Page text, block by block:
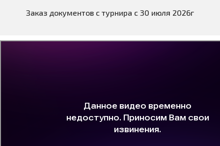
Заказ документов с турнира с 30 июля 2026г